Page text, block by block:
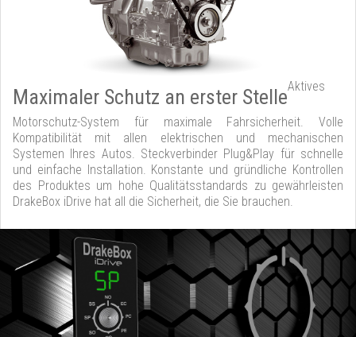
Maximaler Schutz an erster StelleAktives
Motorschutz-System für maximale Fahrsicherheit. Volle
Kompatibilität mit allen elektrischen und mechanischen
Systemen Ihres Autos. Steckverbinder Plug&Play für schnelle
und einfache Installation. Konstante und gründliche Kontrollen
des Produktes um hohe Qualitätsstandards zu gewährleisten
DrakeBox iDrive hat all die Sicherheit, die Sie brauchen.